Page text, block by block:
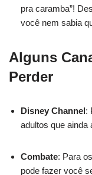
pra caramba”!
você nem sabia
Alguns
Perder
Disney Channel:
adultos que ainda
Combate: Para
pode fazer você